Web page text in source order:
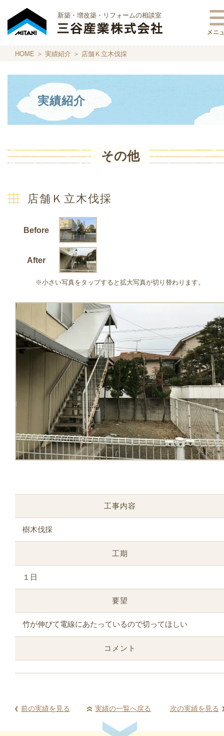
新築・増改築・リフォームの相談室
HOME ＞ 実績紹介 ＞ 店舗Ｋ立木伐採
実績紹介
その他
店舗Ｋ立木伐採
Before
After
※小さい写真をタップすると拡大写真が切り替わります。
工事内容
樹木伐採
工期
１日
要望
竹が伸びて電線にあたっているので切ってほしい
コメント
前の実績を見る 実績の一覧へ戻る 次の実績を見る